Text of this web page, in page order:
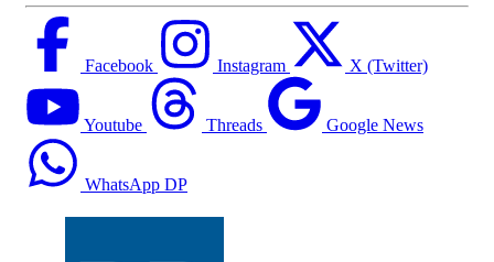
Facebook Instagram X (Twitter)
Youtube Threads Google News
WhatsApp DP